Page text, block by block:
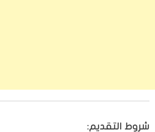
شروط التقديم: